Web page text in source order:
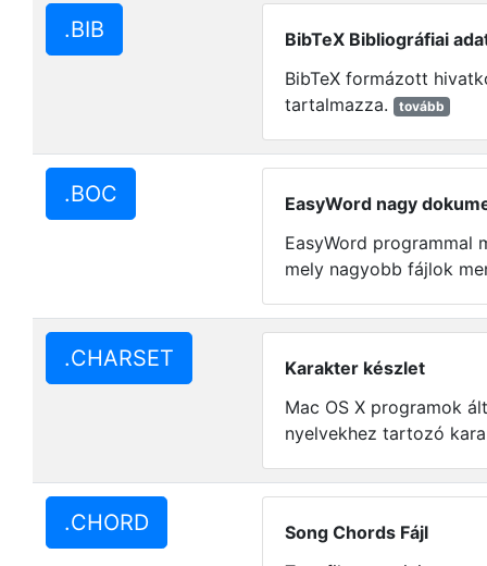
.BIB
BibTeX Bibliográfiai
BibTeX formázott
tartalmazza.
tovább
.BOC
EasyWord nagy
EasyWord programmal
mely nagyobb fájlok
.CHARSET
Karakter készlet
Mac OS X programok
nyelvekhez tartozó
.CHORD
Song Chords Fájl